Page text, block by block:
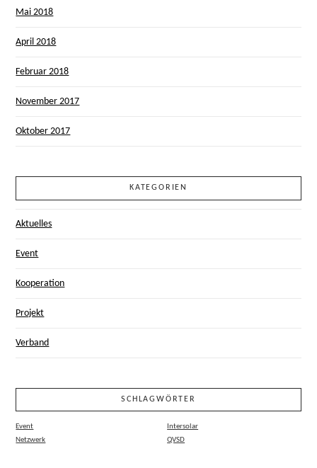
Mai 2018
April 2018
Februar 2018
November 2017
Oktober 2017
KATEGORIEN
Aktuelles
Event
Kooperation
Projekt
Verband
SCHLAGWÖRTER
Event
Intersolar
Netzwerk
QVSD